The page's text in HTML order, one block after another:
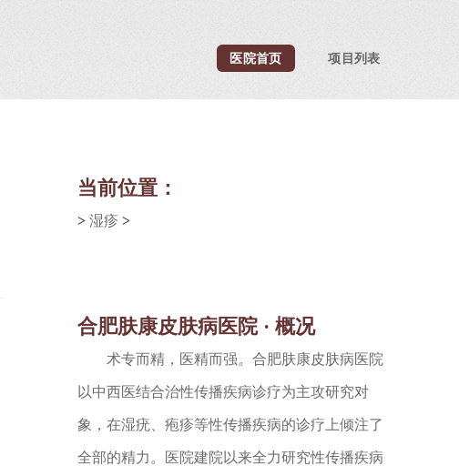
医院首页 项目列表
当前位置：
>湿疹 >
合肥肤康皮肤病医院 · 概况
术专而精，医精而强。合肥肤康皮肤病医院
以中西医结合治性传播疾病诊疗为主攻研究对
象，在湿疣、疱疹等性传播疾病的诊疗上倾注了
全部的精力。医院建院以来全力研究性传播疾病